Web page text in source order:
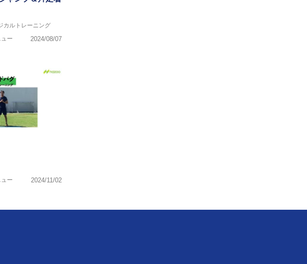
カルトレーニング
ー
2024/08/07
ー
2024/11/02